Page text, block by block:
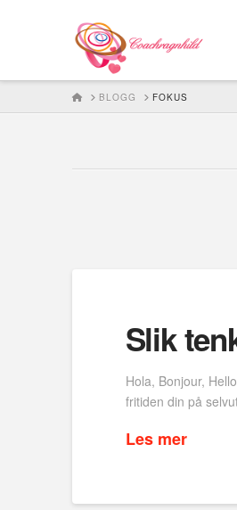
HOMEBLOGG FOKUS
Slik
Hola, Bonjour,
fritiden din på
Les mer